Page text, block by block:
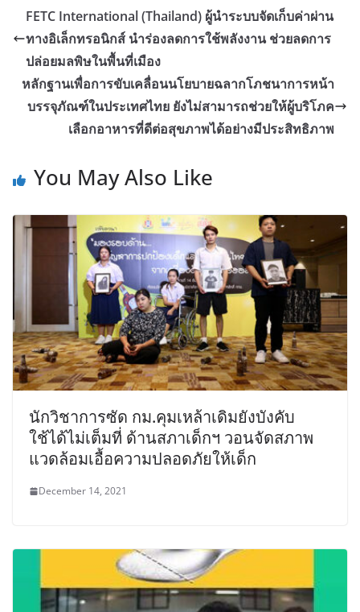
FETC International (Thailand) ผู้นำระบบจัดเก็บค่าผ่าน
ทางอิเล็กทรอนิกส์ นำร่องลดการใช้พลังงาน ช่วยลดการ
ปล่อยมลพิษในพื้นที่เมือง
หลักฐานเพื่อการขับเคลื่อนนโยบายฉลากโภชนาการหน้า
บรรจุภัณฑ์ในประเทศไทย ยังไม่สามารถช่วยให้ผู้บริโภค
เลือกอาหารที่ดีต่อสุขภาพได้อย่างมีประสิทธิภาพ
You May Also Like
นักวิชาการซัด กม.คุมเหล้าเดิมยังบังคับ
ใช้ได้ไม่เต็มที่ ด้านสภาเด็กฯ วอนจัดสภาพ
แวดล้อมเอื้อความปลอดภัยให้เด็ก
December 14, 2021